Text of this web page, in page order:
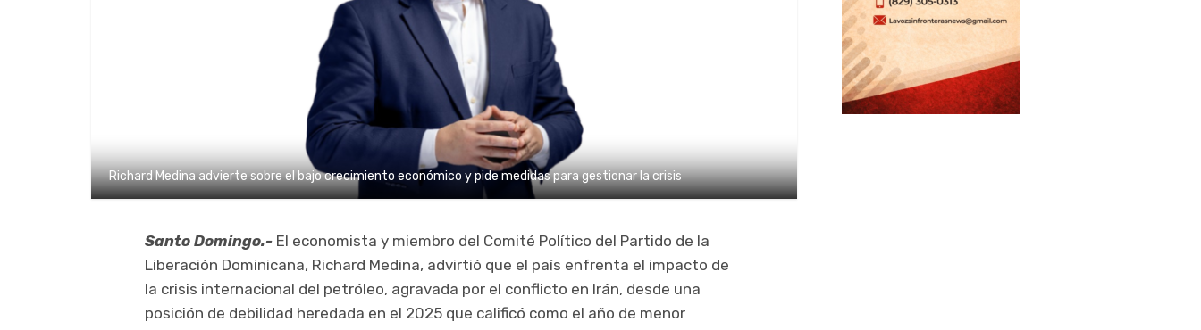
Richard Medina advierte sobre el bajo crecimiento económico y pide medidas para gestionar la crisis
Santo Domingo.- El economista y miembro del Comité Político del Partido de la
Liberación Dominicana, Richard Medina, advirtió que el país enfrenta el impacto de
la crisis internacional del petróleo, agravada por el conflicto en Irán, desde una
posición de debilidad heredada en el 2025 que calificó como el año de menor